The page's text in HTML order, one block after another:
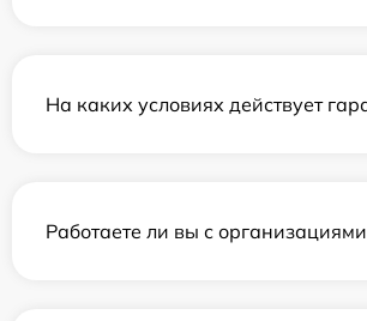
На каких условиях действует
Работаете ли вы с